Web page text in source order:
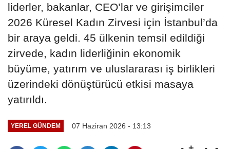
liderler, bakanlar, CEO’lar ve girişimciler
2026 Küresel Kadın Zirvesi için İstanbul’da
bir araya geldi. 45 ülkenin temsil edildiği
zirvede, kadın liderliğinin ekonomik
büyüme, yatırım ve uluslararası iş birlikleri
üzerindeki dönüştürücü etkisi masaya
yatırıldı.
YEREL GÜNDEM 07 Haziran 2026 - 13:13